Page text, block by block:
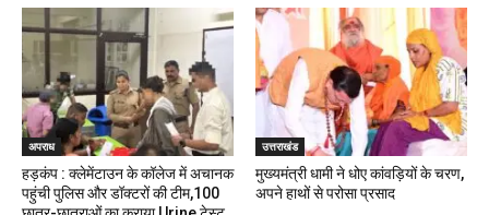
अपराध
हड़कंप : क्लेमेंटाउन के कॉलेज में अचानक
पहुंची पुलिस और डॉक्टरों की टीम,100
उत्तराखंड
मुख्यमंत्री धामी ने धोए कांवड़ियों के चरण,
अपने हाथों से परोसा प्रसाद